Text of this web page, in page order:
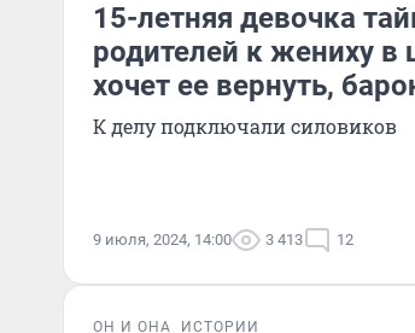
15-летняя девочка
родителей к жениху
хочет ее вернуть,
К делу подключали силовиков
9 июля, 2024, 14:00 3 413 12
ОН И ОНА ИСТОРИИ